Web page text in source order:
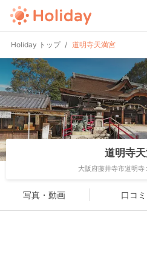
Holiday トップ 道明寺天満宮
道明寺
大阪府藤井寺市道明寺
写真・動画 口コミ